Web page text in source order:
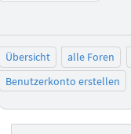
Übersicht alle Foren
Benutzerkonto erstellen